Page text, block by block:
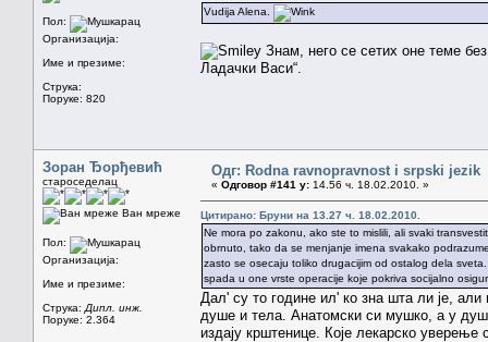
Пол:
Организација:
Име и презиме:
Струка:
Поруке: 820
Vudija Alena.
Знам, него се сетих оне теме
Ладачки Васи“.
Зоран Ђорђевић
староседелац
Ван мреже
Пол:
Организација:
Име и презиме:
Струка: Дипл. инж.
Поруке: 2.364
Одг: Rodna ravnopravnost i srpski jezik
« Одговор #141 у: 14.56 ч. 18.02.2010. »
Цитирано: Бруни на 13.27 ч. 18.02.2010.
Ne mora po zakonu, ako ste to mislili, ali svaki
obrnuto, tako da se menjanje imena svakako
zasto se osecaju toliko drugacijim od ostalog dela
spada u one vrste operacije koje pokriva socijalno
Дал' су то године ил' ко зна шта ли је,
душе и тела. Анатомски си мушко, а у
издају крштенице. Које лекарско уверење